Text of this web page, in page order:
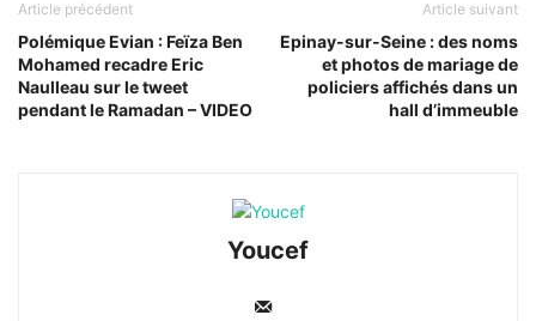
Article précédent
Polémique Evian : Feïza Ben
Mohamed recadre Eric
Naulleau sur le tweet
pendant le Ramadan – VIDEO
Article suivant
Epinay-sur-Seine : des noms
et photos de mariage de
policiers affichés dans un
hall d’immeuble
Youcef